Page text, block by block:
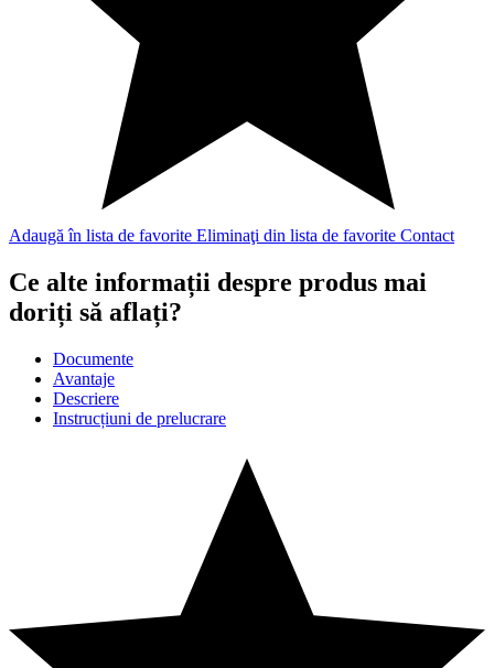
Adaugă în lista de favorite Eliminaţi din lista de favorite Contact
Ce alte informații despre produs mai
doriți să aflați?
Documente
Avantaje
Descriere
Instrucțiuni de prelucrare